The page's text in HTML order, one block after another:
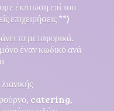
έκπτωση επί του
επιχειρήσεις **)
τα μεταφορικά.
έναν κωδικό ανά
φούρνο, catering,